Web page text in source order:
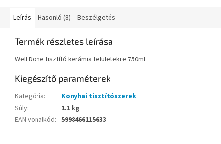
Leírás Hasonló (8) Beszélgetés
Termék részletes leírása
Well Done tisztító kerámia felületekre 750ml
Kiegészítő paraméterek
Kategória:
Konyhai tisztítószerek
Súly:
1.1 kg
EAN vonalkód: 5998466115633